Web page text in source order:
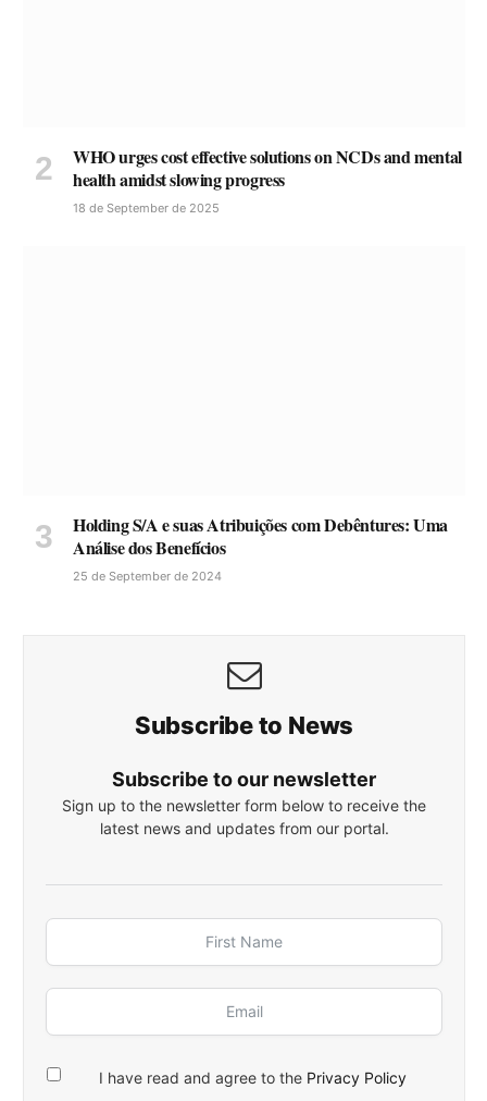
WHO urges cost effective solutions on NCDs and mental
health amidst slowing progress
18 de September de 2025
Holding S/A e suas Atribuições com Debêntures: Uma
Análise dos Benefícios
25 de September de 2024
Subscribe to News
Subscribe to our newsletter
Sign up to the newsletter form below to receive the
latest news and updates from our portal.
I have read and agree to the Privacy Policy